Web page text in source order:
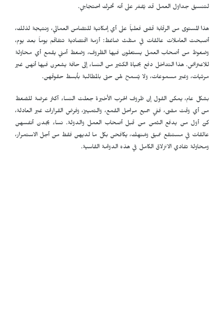
لتنسيق جداول العمل قد يُفسَّر على أنه تحرك احتجاجي.
هذا المستوى من الرقابة قضى فعلياً على أي إمكانية للتضامن العمالي، ونتيجة لذلك،
أصبحت العاملات عالقات في مثلث ضاغط: أزمة اقتصادية تتفاقم يوماً بعد يوم،
وضغوط من أصحاب العمل يستغلون فيها الظروف، وضغط أمني يقمع أي محاولة
للاعتراض. هذا التداخل دفع بحياة الكثير من النساء إلى حافة يشعرن فيها أنهن غير
مرئيات، وغير مسموعات، ولا يُسمح لهن حتى بالمطالبة بأبسط حقوقهن.
بشكل عام، يمكن القول إن ظروف الحرب الأخيرة جعلت النساء أكثر عرضة للضغط
من أي وقت مضى، ففي جميع مراحل القمع، والتمييز، وفرض القرارات غير العادلة،
كنّ أول من يدفع الثمن من قبل أصحاب العمل والدولة. نساء يجدن أنفسهن
عالقات في مستنقع عميق ومُنهِك، يكافحن بكل ما لديهن فقط من أجل الاستمرار،
ومحاولة تفادي الانزلاق الكامل في هذه الدوامة القاسية.